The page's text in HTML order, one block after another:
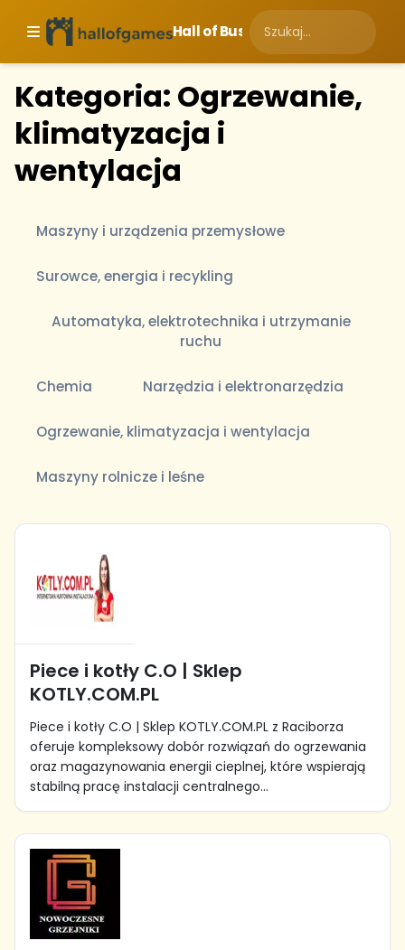
Hall of Business
Kategoria: Ogrzewanie,
klimatyzacja i
wentylacja
Maszyny i urządzenia przemysłowe
Surowce, energia i recykling
Automatyka, elektrotechnika i utrzymanie
ruchu
Chemia Narzędzia i elektronarzędzia
Ogrzewanie, klimatyzacja i wentylacja
Maszyny rolnicze i leśne
Piece i kotły C.O | Sklep
KOTLY.COM.PL
Piece i kotły C.O | Sklep KOTLY.COM.PL z Raciborza
oferuje kompleksowy dobór rozwiązań do ogrzewania
oraz magazynowania energii cieplnej, które wspierają
stabilną pracę instalacji centralnego...